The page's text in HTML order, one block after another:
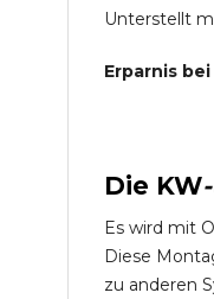
Unterstellt
Erparnis
Die KW-
Es wird mit
Diese
zu anderen